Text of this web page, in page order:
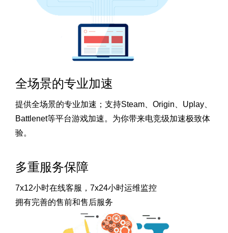
全场景的专业加速
提供全场景的专业加速；支持Steam、Origin、Uplay、
Battlenet等平台游戏加速。为你带来电竞级加速极致体
验。
多重服务保障
7x12小时在线客服，7x24小时运维监控
拥有完善的售前和售后服务